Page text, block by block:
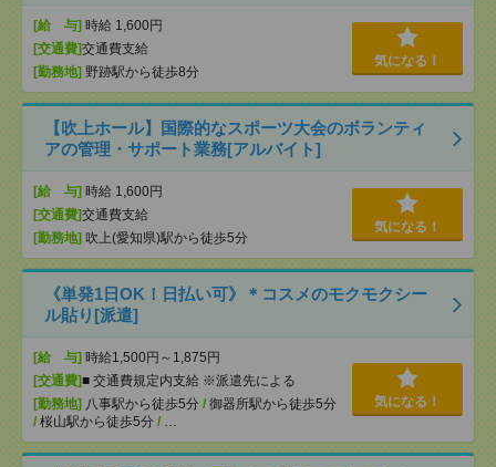
[給 与] 時給 1,600円
[交通費]交通費支給
[勤務地] 野跡駅から徒歩8分
気になる！
【吹上ホール】国際的なスポーツ大会のボランティ
アの管理・サポート業務[アルバイト]
[給 与] 時給 1,600円
[交通費]交通費支給
[勤務地] 吹上(愛知県)駅から徒歩5分
気になる！
《単発1日OK！日払い可》＊コスメのモクモクシー
ル貼り[派遣]
[給 与] 時給1,500円～1,875円
[交通費]■ 交通費規定内支給 ※派遣先による
[勤務地] 八事駅から徒歩5分 / 御器所駅から徒歩5分
/ 桜山駅から徒歩5分 / …
気になる！